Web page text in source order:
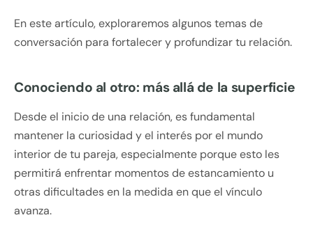
En este artículo, exploraremos algunos temas de
conversación para fortalecer y profundizar tu relación.
Conociendo al otro: más allá de la superficie
Desde el inicio de una relación, es fundamental
mantener la curiosidad y el interés por el mundo
interior de tu pareja, especialmente porque esto les
permitirá enfrentar momentos de estancamiento u
otras dificultades en la medida en que el vínculo
avanza.